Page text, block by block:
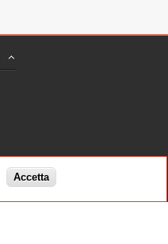
Accetta